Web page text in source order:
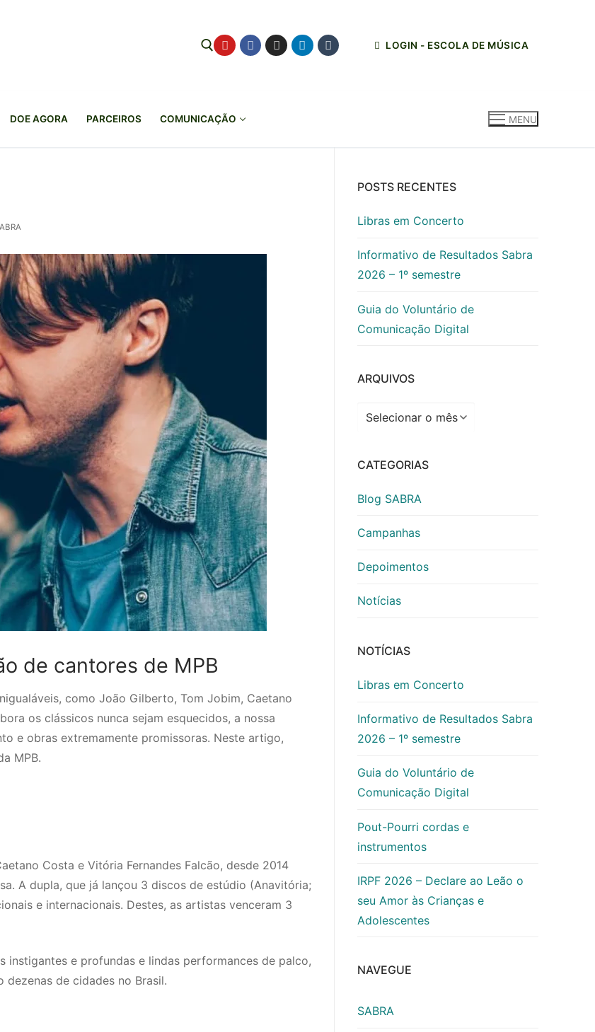
LOGIN - ESCOLA DE MÚSICA
DOE AGORA PARCEIROS COMUNICAÇÃO MENU
de cantores de MPB
como João Gilberto, Tom Jobim, Caetano
os clássicos nunca sejam esquecidos, a nossa
e obras extremamente promissoras. Neste artigo,
MPB.
Costa e Vitória Fernandes Falcão, desde 2014
A dupla, que já lançou 3 discos de estúdio (Anavitória;
e internacionais. Destes, as artistas venceram 3
instigantes e profundas e lindas performances de palco,
de cidades no Brasil.
POSTS RECENTES
Libras em Concerto
Informativo de Resultados Sabra
2026 – 1º semestre
Guia do Voluntário de
Comunicação Digital
ARQUIVOS
Arquivos
CATEGORIAS
Blog SABRA
Campanhas
Depoimentos
Notícias
NOTÍCIAS
Libras em Concerto
Informativo de Resultados Sabra
2026 – 1º semestre
Guia do Voluntário de
Comunicação Digital
Pout-Pourri cordas e
instrumentos
IRPF 2026 – Declare ao Leão o
seu Amor às Crianças e
Adolescentes
NAVEGUE
SABRA